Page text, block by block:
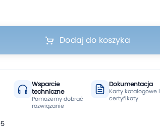
Dodaj do koszyka
Wsparcie
techniczne
Pomożemy dobrać
rozwiązanie
Dokumentacja
Karty katalogowe i
certyfikaty